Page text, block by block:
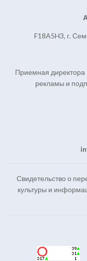
F18A5H3, г.
Приемная
рекламы и
Свидетельство о
культуры и